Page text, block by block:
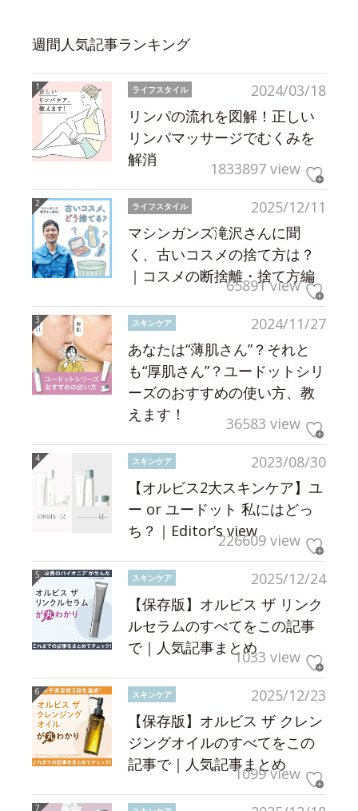
週間人気記事ランキング
2024/03/18
ライフスタイル
リンパの流れを図解！正しい
リンパマッサージでむくみを
解消
1833897 view
2025/12/11
ライフスタイル
マシンガンズ滝沢さんに聞
く、古いコスメの捨て方は？
｜コスメの断捨離・捨て方編
65891 view
2024/11/27
スキンケア
あなたは“薄肌さん”？それと
も“厚肌さん”？ユードットシリ
ーズのおすすめの使い方、教
えます！
36583 view
2023/08/30
スキンケア
【オルビス2大スキンケア】ユ
ー or ユードット 私にはどっ
ち？｜Editor’s view226609 view
2025/12/24
スキンケア
【保存版】オルビス ザ リンク
ルセラムのすべてをこの記事
で｜人気記事まとめ1033 view
2025/12/23
スキンケア
【保存版】オルビス ザ クレン
ジングオイルのすべてをこの
記事で｜人気記事まとめ
1099 view